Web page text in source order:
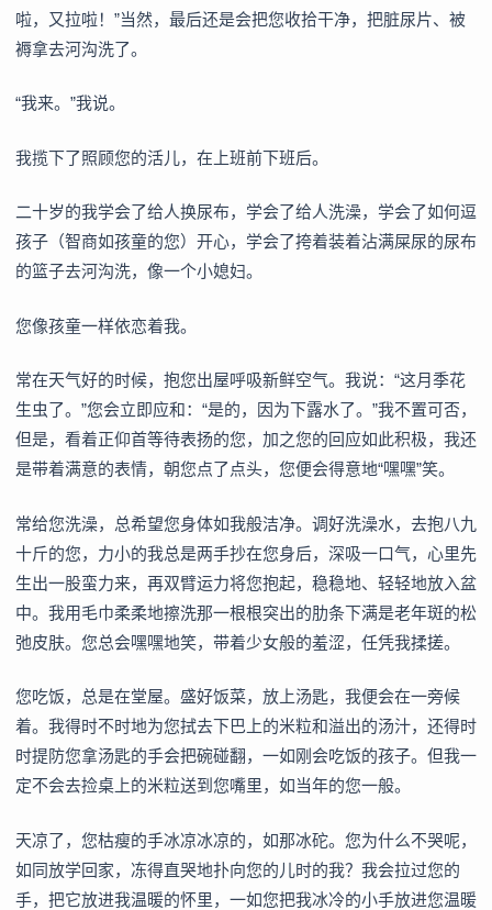
啦，又拉啦！”当然，最后还是会把您收拾干净，把脏尿片、被
褥拿去河沟洗了。
“我来。”我说。
我揽下了照顾您的活儿，在上班前下班后。
二十岁的我学会了给人换尿布，学会了给人洗澡，学会了如何逗
孩子（智商如孩童的您）开心，学会了挎着装着沾满屎尿的尿布
的篮子去河沟洗，像一个小媳妇。
您像孩童一样依恋着我。
常在天气好的时候，抱您出屋呼吸新鲜空气。我说：“这月季花
生虫了。”您会立即应和：“是的，因为下露水了。”我不置可否，
但是，看着正仰首等待表扬的您，加之您的回应如此积极，我还
是带着满意的表情，朝您点了点头，您便会得意地“嘿嘿”笑。
常给您洗澡，总希望您身体如我般洁净。调好洗澡水，去抱八九
十斤的您，力小的我总是两手抄在您身后，深吸一口气，心里先
生出一股蛮力来，再双臂运力将您抱起，稳稳地、轻轻地放入盆
中。我用毛巾柔柔地擦洗那一根根突出的肋条下满是老年斑的松
弛皮肤。您总会嘿嘿地笑，带着少女般的羞涩，任凭我揉搓。
您吃饭，总是在堂屋。盛好饭菜，放上汤匙，我便会在一旁候
着。我得时不时地为您拭去下巴上的米粒和溢出的汤汁，还得时
时提防您拿汤匙的手会把碗碰翻，一如刚会吃饭的孩子。但我一
定不会去捡桌上的米粒送到您嘴里，如当年的您一般。
天凉了，您枯瘦的手冰凉冰凉的，如那冰砣。您为什么不哭呢，
如同放学回家，冻得直哭地扑向您的儿时的我？我会拉过您的
手，把它放进我温暖的怀里，一如您把我冰冷的小手放进您温暖